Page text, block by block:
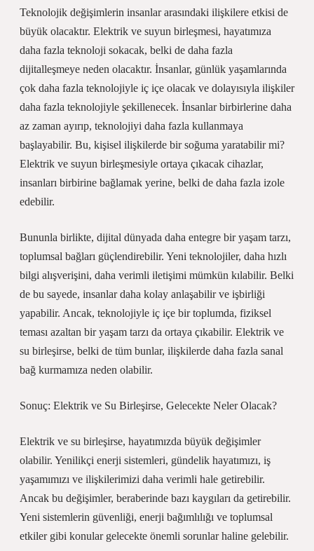
Teknolojik değişimlerin insanlar arasındaki ilişkilere etkisi de
büyük olacaktır. Elektrik ve suyun birleşmesi, hayatımıza
daha fazla teknoloji sokacak, belki de daha fazla
dijitalleşmeye neden olacaktır. İnsanlar, günlük yaşamlarında
çok daha fazla teknolojiyle iç içe olacak ve dolayısıyla ilişkiler
daha fazla teknolojiyle şekillenecek. İnsanlar birbirlerine daha
az zaman ayırıp, teknolojiyi daha fazla kullanmaya
başlayabilir. Bu, kişisel ilişkilerde bir soğuma yaratabilir mi?
Elektrik ve suyun birleşmesiyle ortaya çıkacak cihazlar,
insanları birbirine bağlamak yerine, belki de daha fazla izole
edebilir.
Bununla birlikte, dijital dünyada daha entegre bir yaşam tarzı,
toplumsal bağları güçlendirebilir. Yeni teknolojiler, daha hızlı
bilgi alışverişini, daha verimli iletişimi mümkün kılabilir. Belki
de bu sayede, insanlar daha kolay anlaşabilir ve işbirliği
yapabilir. Ancak, teknolojiyle iç içe bir toplumda, fiziksel
teması azaltan bir yaşam tarzı da ortaya çıkabilir. Elektrik ve
su birleşirse, belki de tüm bunlar, ilişkilerde daha fazla sanal
bağ kurmamıza neden olabilir.
Sonuç: Elektrik ve Su Birleşirse, Gelecekte Neler Olacak?
Elektrik ve su birleşirse, hayatımızda büyük değişimler
olabilir. Yenilikçi enerji sistemleri, gündelik hayatımızı, iş
yaşamımızı ve ilişkilerimizi daha verimli hale getirebilir.
Ancak bu değişimler, beraberinde bazı kaygıları da getirebilir.
Yeni sistemlerin güvenliği, enerji bağımlılığı ve toplumsal
etkiler gibi konular gelecekte önemli sorunlar haline gelebilir.